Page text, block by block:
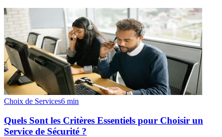
Choix de Services6 min
Quels Sont les Critères Essentiels pour Choisir un
Service de Sécurité ?